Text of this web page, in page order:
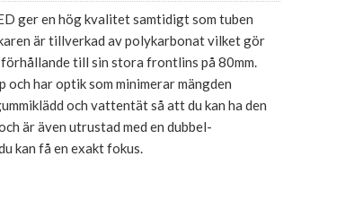
ger en hög kvalitet samtidigt som tuben
är tillverkad av polykarbonat vilket gör
till sin stora frontlins på 80mm.
och har optik som minimerar mängden
och vattentät så att du kan ha den
är även utrustad med en dubbel-
kan få en exakt fokus.